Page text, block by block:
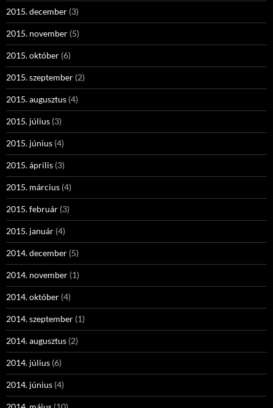
2015. december (3)
2015. november (5)
2015. október (6)
2015. szeptember (2)
2015. augusztus (4)
2015. július (3)
2015. június (4)
2015. április (3)
2015. március (4)
2015. február (3)
2015. január (4)
2014. december (5)
2014. november (1)
2014. október (4)
2014. szeptember (1)
2014. augusztus (2)
2014. július (6)
2014. június (4)